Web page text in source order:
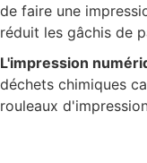
de faire une
réduit les gâchis de
L'impression
déchets chimiques
rouleaux